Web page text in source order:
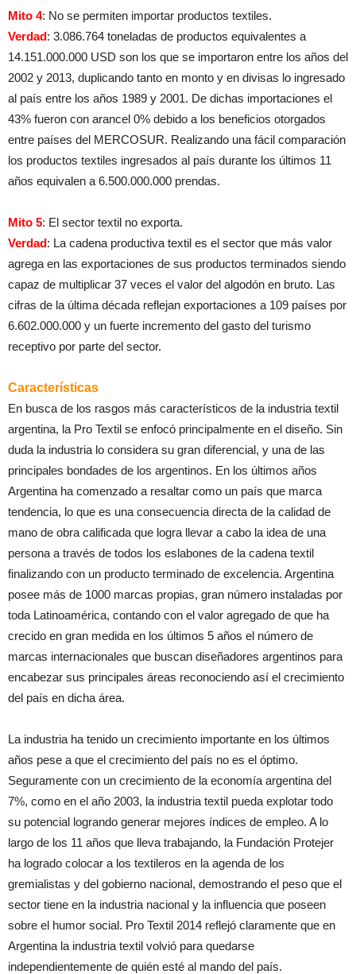
Mito 4: No se permiten importar productos textiles.
Verdad: 3.086.764 toneladas de productos equivalentes a
14.151.000.000 USD son los que se importaron entre los años del
2002 y 2013, duplicando tanto en monto y en divisas lo ingresado
al país entre los años 1989 y 2001. De dichas importaciones el
43% fueron con arancel 0% debido a los beneficios otorgados
entre países del MERCOSUR. Realizando una fácil comparación
los productos textiles ingresados al país durante los últimos 11
años equivalen a 6.500.000.000 prendas.
Mito 5: El sector textil no exporta.
Verdad: La cadena productiva textil es el sector que más valor
agrega en las exportaciones de sus productos terminados siendo
capaz de multiplicar 37 veces el valor del algodón en bruto. Las
cifras de la última década reflejan exportaciones a 109 países por
6.602.000.000 y un fuerte incremento del gasto del turismo
receptivo por parte del sector.
Características
En busca de los rasgos más característicos de la industria textil
argentina, la Pro Textil se enfocó principalmente en el diseño. Sin
duda la industria lo considera su gran diferencial, y una de las
principales bondades de los argentinos. En los últimos años
Argentina ha comenzado a resaltar como un país que marca
tendencia, lo que es una consecuencia directa de la calidad de
mano de obra calificada que logra llevar a cabo la idea de una
persona a través de todos los eslabones de la cadena textil
finalizando con un producto terminado de excelencia. Argentina
posee más de 1000 marcas propias, gran número instaladas por
toda Latinoamérica, contando con el valor agregado de que ha
crecido en gran medida en los últimos 5 años el número de
marcas internacionales que buscan diseñadores argentinos para
encabezar sus principales áreas reconociendo así el crecimiento
del país en dicha área.
La industria ha tenido un crecimiento importante en los últimos
años pese a que el crecimiento del país no es el óptimo.
Seguramente con un crecimiento de la economía argentina del
7%, como en el año 2003, la industria textil pueda explotar todo
su potencial logrando generar mejores índices de empleo. A lo
largo de los 11 años que lleva trabajando, la Fundación Protejer
ha logrado colocar a los textileros en la agenda de los
gremialistas y del gobierno nacional, demostrando el peso que el
sector tiene en la industria nacional y la influencia que poseen
sobre el humor social. Pro Textil 2014 reflejó claramente que en
Argentina la industria textil volvió para quedarse
independientemente de quién esté al mando del país.